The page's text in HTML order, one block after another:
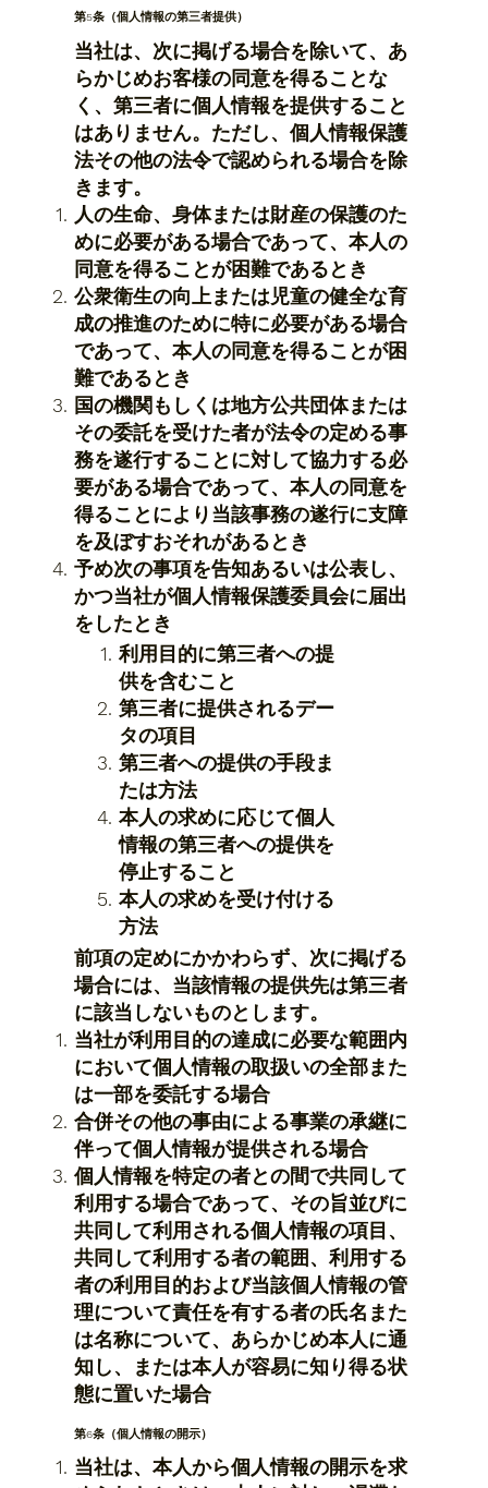
第5条（個人情報の第三者提供）
当社は、次に掲げる場合を除いて、あ
らかじめお客様の同意を得ることな
く、第三者に個人情報を提供すること
はありません。ただし、個人情報保護
法その他の法令で認められる場合を除
きます。
​人の生命、身体または財産の保護のた
めに必要がある場合であって、本人の
同意を得ることが困難であるとき
公衆衛生の向上または児童の健全な育
成の推進のために特に必要がある場合
であって、本人の同意を得ることが困
難であるとき
国の機関もしくは地方公共団体または
その委託を受けた者が法令の定める事
務を遂行することに対して協力する必
要がある場合であって、本人の同意を
得ることにより当該事務の遂行に支障
を及ぼすおそれがあるとき
予め次の事項を告知あるいは公表し、
かつ当社が個人情報保護委員会に届出
をしたとき
利用目的に第三者への提
供を含むこと
第三者に提供されるデー
タの項目
第三者への提供の手段ま
たは方法
本人の求めに応じて個人
情報の第三者への提供を
停止すること
本人の求めを受け付ける
方法
前項の定めにかかわらず、次に掲げる
場合には、当該情報の提供先は第三者
に該当しないものとします。
当社が利用目的の達成に必要な範囲内
において個人情報の取扱いの全部また
は一部を委託する場合
合併その他の事由による事業の承継に
伴って個人情報が提供される場合
個人情報を特定の者との間で共同して
利用する場合であって、その旨並びに
共同して利用される個人情報の項目、
共同して利用する者の範囲、利用する
者の利用目的および当該個人情報の管
理について責任を有する者の氏名また
は名称について、あらかじめ本人に通
知し、または本人が容易に知り得る状
態に置いた場合
​​​第6条（個人情報の開示）
当社は、本人から個人情報の開示を求